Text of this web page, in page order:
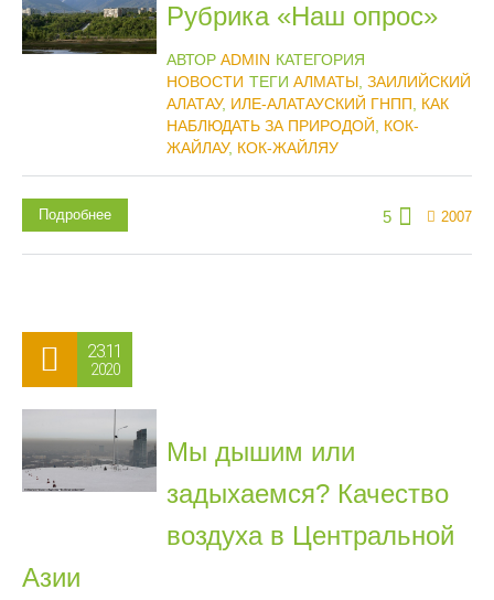
Рубрика «Наш опрос»
АВТОР ADMIN КАТЕГОРИЯ
НОВОСТИ ТЕГИ АЛМАТЫ, ЗАИЛИЙСКИЙ
АЛАТАУ, ИЛЕ-АЛАТАУСКИЙ ГНПП
КАК
НАБЛЮДАТЬ ЗА ПРИРОДОЙ
КОК-
ЖАЙЛАУ, КОК-ЖАЙЛЯУ
5 2007
Подробнее
23.11
2020
Мы дышим или
задыхаемся? Качество
воздуха в Центральной
Азии